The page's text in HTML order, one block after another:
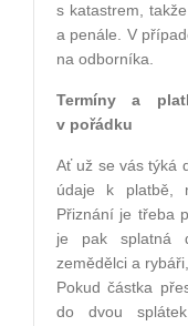
s katastrem,
a penále. V
na odborníka.
Termíny a
v pořádku
Ať už se vás týká
údaje k platbě,
Přiznání je třeba
je pak splatná
zemědělci a
Pokud částka
do dvou